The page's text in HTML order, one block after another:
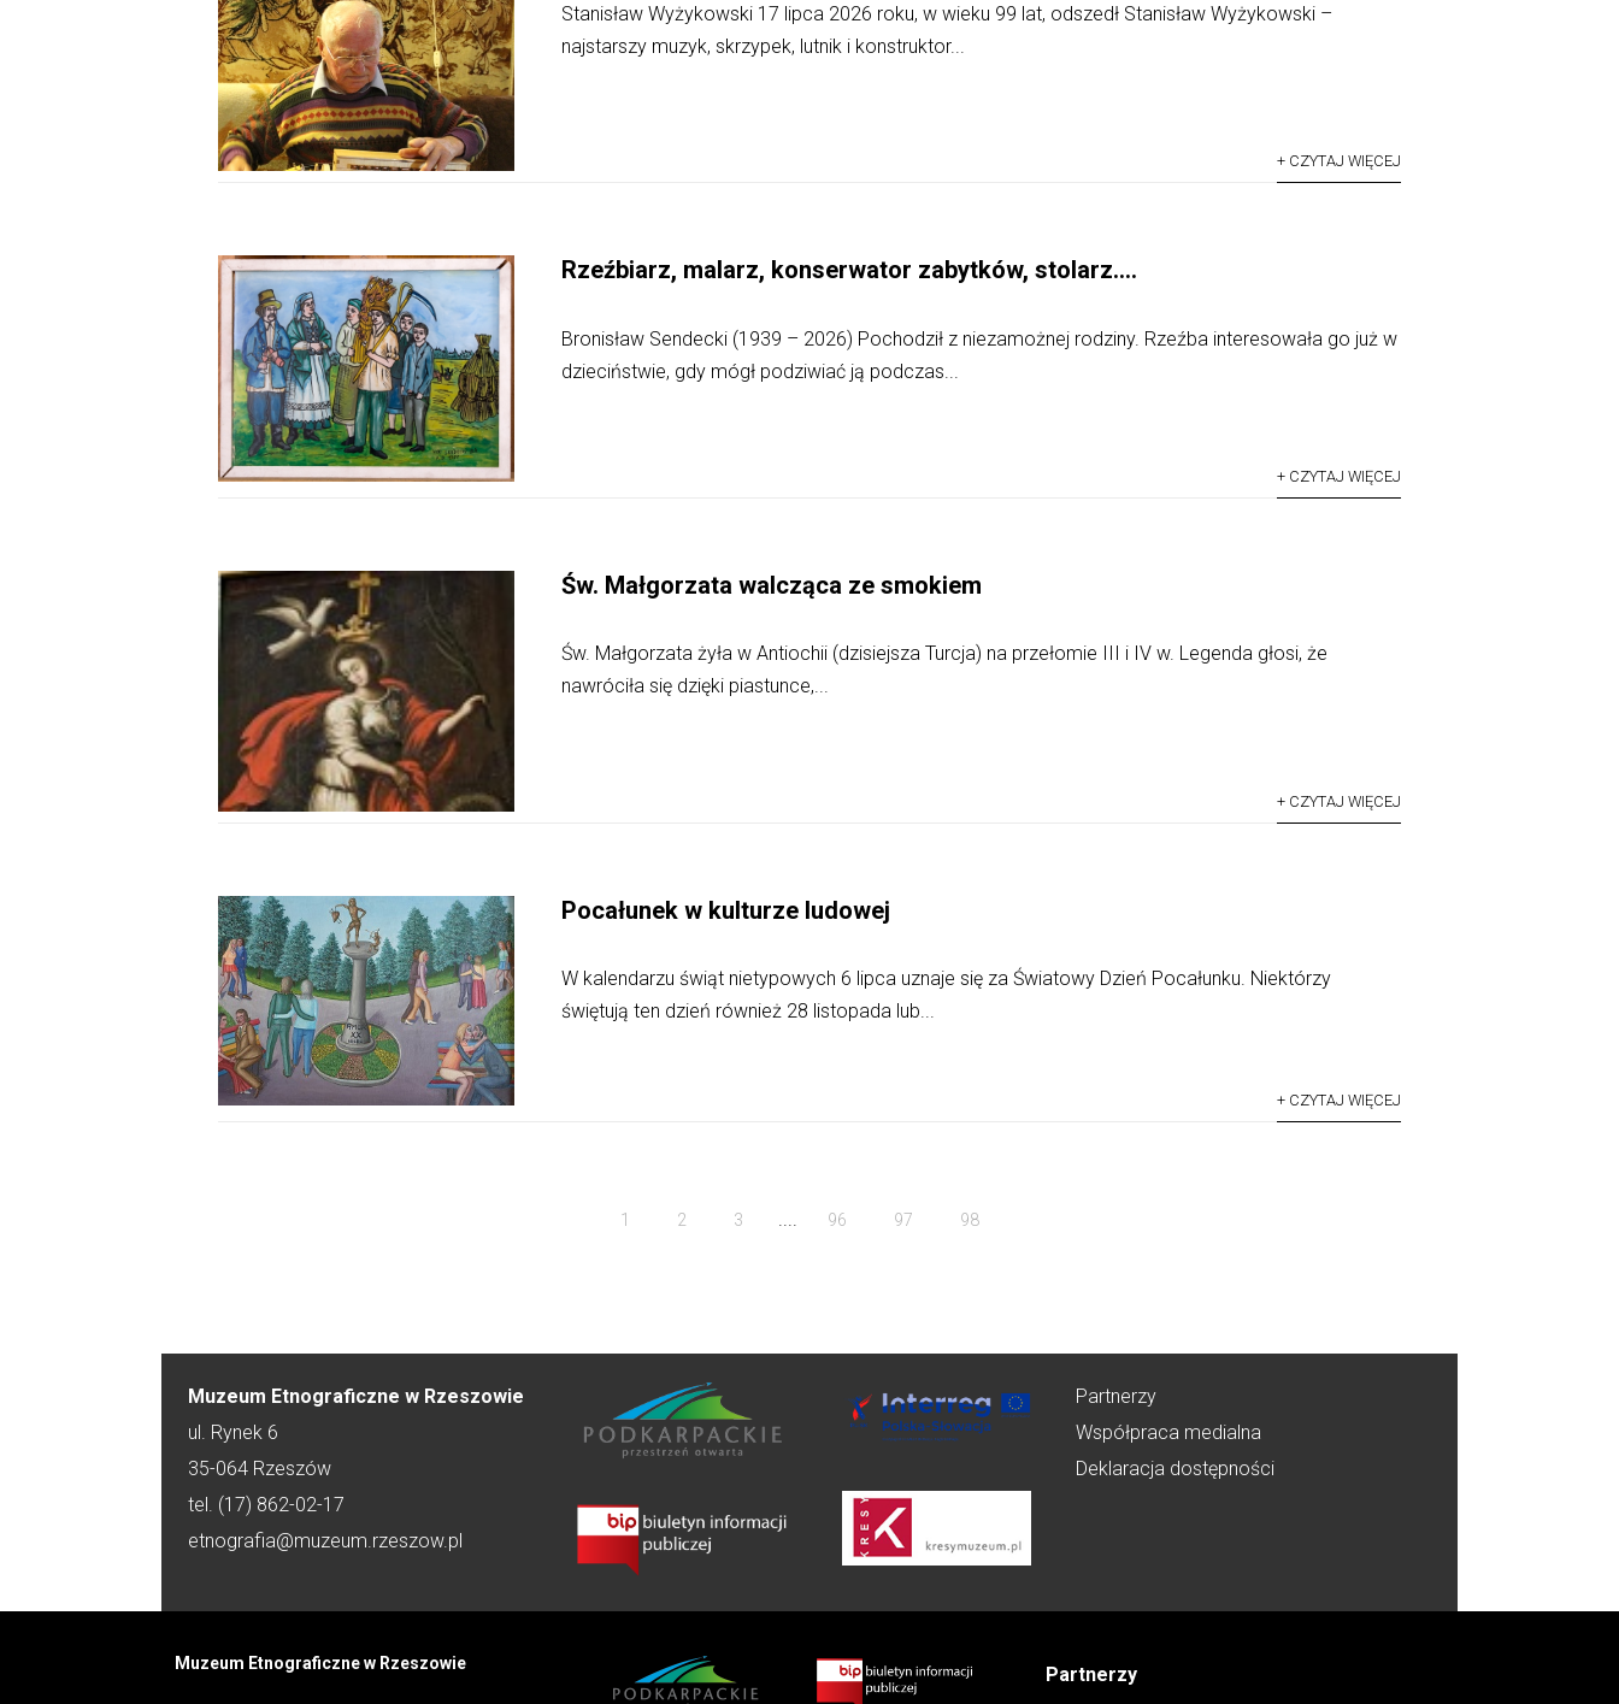
Stanisław Wyżykowski 17 lipca 2026 roku, w wieku 99 lat, odszedł Stanisław Wyżykowski –
najstarszy muzyk, skrzypek, lutnik i konstruktor...
+ CZYTAJ WIĘCEJ
Rzeźbiarz, malarz, konserwator zabytków, stolarz….
Bronisław Sendecki (1939 – 2026) Pochodził z niezamożnej rodziny. Rzeźba interesowała go już w
dzieciństwie, gdy mógł podziwiać ją podczas...
+ CZYTAJ WIĘCEJ
Św. Małgorzata walcząca ze smokiem
Św. Małgorzata żyła w Antiochii (dzisiejsza Turcja) na przełomie III i IV w. Legenda głosi, że
nawróciła się dzięki piastunce,...
+ CZYTAJ WIĘCEJ
Pocałunek w kulturze ludowej
W kalendarzu świąt nietypowych 6 lipca uznaje się za Światowy Dzień Pocałunku. Niektórzy
świętują ten dzień również 28 listopada lub...
+ CZYTAJ WIĘCEJ
1 2 3 .... 96 97 98
Muzeum Etnograficzne w Rzeszowie
ul. Rynek 6
35-064 Rzeszów
tel. (17) 862-02-17
etnografia@muzeum.rzeszow.pl
Partnerzy
Współpraca medialna
Deklaracja dostępności
Muzeum Etnograficzne w Rzeszowie
Partnerzy